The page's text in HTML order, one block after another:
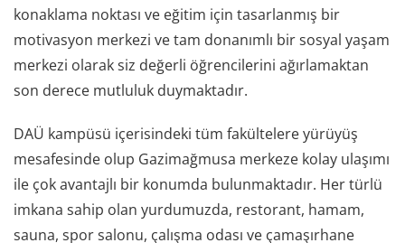
konaklama noktası ve eğitim için tasarlanmış bir
motivasyon merkezi ve tam donanımlı bir sosyal yaşam
merkezi olarak siz değerli öğrencilerini ağırlamaktan
son derece mutluluk duymaktadır.
DAÜ kampüsü içerisindeki tüm fakültelere yürüyüş
mesafesinde olup Gazimağmusa merkeze kolay ulaşımı
ile çok avantajlı bir konumda bulunmaktadır. Her türlü
imkana sahip olan yurdumuzda, restorant, hamam,
sauna, spor salonu, çalışma odası ve çamaşırhane